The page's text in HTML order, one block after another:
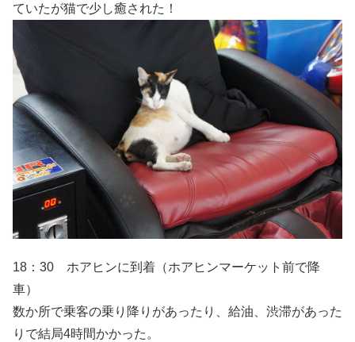
ていたが猫で少し癒された！
18：30 ホアヒンに到着（ホアヒンマーケット前で降
車）
数か所で乗客の乗り降りがあったり、給油、渋滞があった
りで結局4時間かかった。